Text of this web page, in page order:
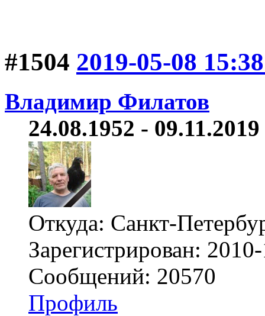
#1504 2019-05-08
Владимир Филатов
24.08.1952 -
Откуда: Санкт-
Зарегистрирован:
Сообщений: 20570
Профиль